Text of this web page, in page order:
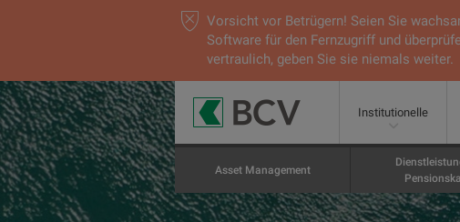
Vorsicht vor Betrügern! Seien Sie
Software für den Fernzugriff und
vertraulich, geben Sie sie niemals weiter.
Institutionelle
Asset Management